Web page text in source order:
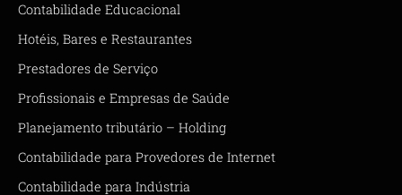
Contabilidade Educacional
Hotéis, Bares e Restaurantes
Prestadores de Serviço
Profissionais e Empresas de Saúde
Planejamento tributário – Holding
Contabilidade para Provedores de Internet
Contabilidade para Indústria